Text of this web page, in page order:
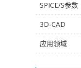
SPICE/S参数
3D-CAD
应用领域